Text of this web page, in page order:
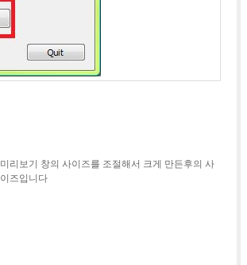
미리보기 창의 사이즈를 조절해서 크게 만든후의 사
이즈입니다